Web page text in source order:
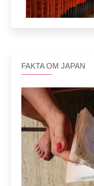
FAKTA OM JAPAN